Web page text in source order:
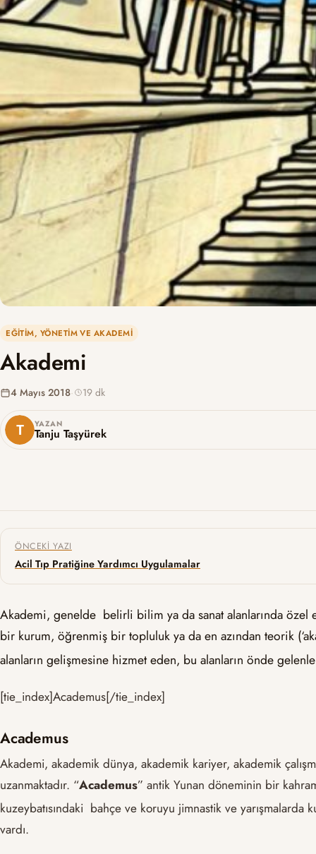
EĞITIM, YÖNETIM VE AKADEMI
Akademi
YAZAN
Tanju Taşyürek
4 Mayıs 2018· 19 dk
Yazı gezinmesi
ÖNCEKI YAZI
Acil Tıp Pratiğine Yardımcı Uygulamalar
Akademi, genelde belirli bilim ya da sanat alanlarında özel
bir kurum, öğrenmiş bir topluluk ya da en azından teorik
alanların gelişmesine hizmet eden, bu alanların önde
[tie_index]Academus[/tie_index]
Academus
Akademi, akademik dünya, akademik kariyer, akademik
uzanmaktadır. “Academus” antik Yunan döneminin bir
kuzeybatısındaki bahçe ve koruyu jimnastik ve yarışmalarda
vardı.